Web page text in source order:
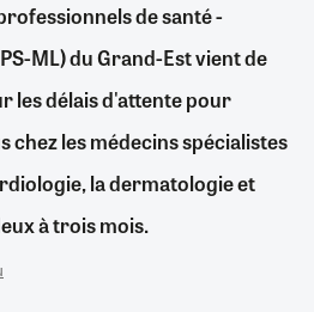
de santé -
ML) du Grand-Est vient de
les délais d'attente pour
les médecins spécialistes
la dermatologie et
à trois mois.